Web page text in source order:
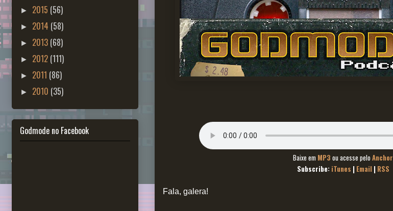
Baixe em MP3 ou acesse pelo Anchor
Subscribe: iTunes | Email | RSS
Fala, galera!
► 2015 (56)
► 2014 (58)
► 2013 (68)
► 2012 (111)
► 2011 (86)
► 2010 (35)
Godmode no Facebook